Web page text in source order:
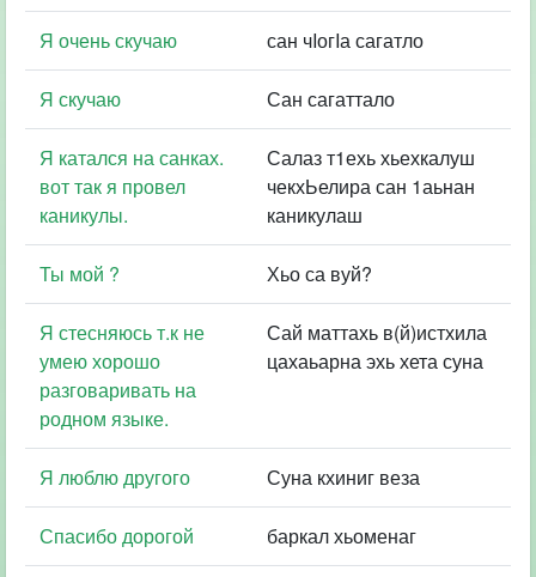
Я очень скучаю сан чIогIа сагатло
Я скучаю Сан сагаттало
Я катался на санках.
вот так я провел
каникулы.
Салаз т1ехь хьехкалуш
чекхЬелира сан 1аьнан
каникулаш
Ты мой ? Хьо са вуй?
Я стесняюсь т.к не
умею хорошо
разговаривать на
родном языке.
Сай маттахь в(й)истхила
цахаьарна эхь хета суна
Я люблю другого Суна кхиниг веза
Спасибо дорогой баркал хьоменаг